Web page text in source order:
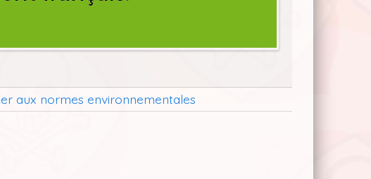
aux normes environnementales